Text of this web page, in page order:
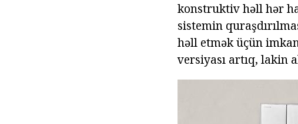
konstruktiv həll hər
sistemin
həll etmək üçün
versiyası artıq, lakin